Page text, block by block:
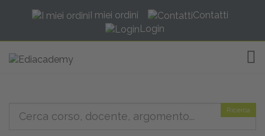
I miei ordini
Contatti
Login
Ricerca